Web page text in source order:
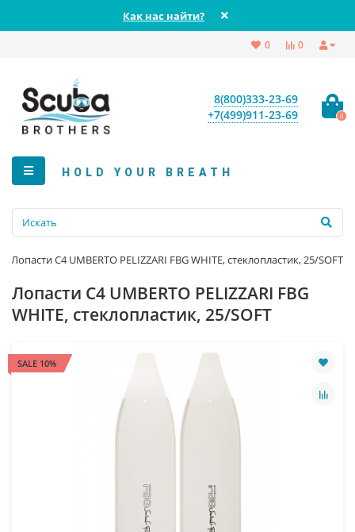
Как нас найти?
0
0
8(800)333-23-69
+7(499)911-23-69
0
HOLD YOUR BREATH
Лопасти C4 UMBERTO PELIZZARI FBG WHITE, стеклопластик, 25/SOFT
Лопасти C4 UMBERTO PELIZZARI FBG
WHITE, стеклопластик, 25/SOFT
SALE 10%